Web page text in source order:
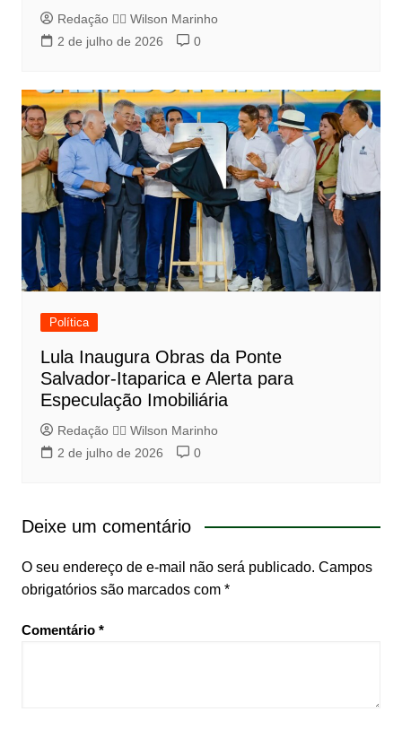
Redação 👨‍⚖️​ Wilson Marinho
2 de julho de 2026
0
Política
Lula Inaugura Obras da Ponte
Salvador-Itaparica e Alerta para
Especulação Imobiliária
Redação 👨‍⚖️​ Wilson Marinho
2 de julho de 2026
0
Deixe um comentário
O seu endereço de e-mail não será publicado. Campos
obrigatórios são marcados com *
Comentário *